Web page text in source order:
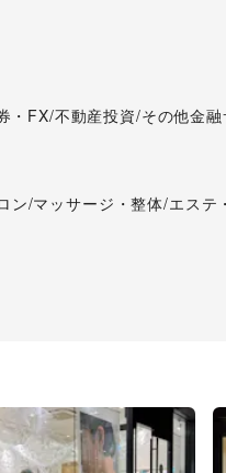
・FX/不動産投資/その他金
ン/マッサージ・整体/エステ